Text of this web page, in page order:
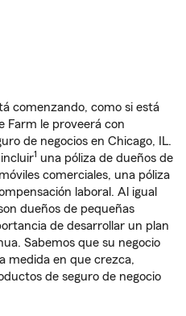
comenzando, como si está
Farm le proveerá con
de negocios en Chicago, IL.
1 una póliza de dueños de
comerciales, una póliza
laboral. Al igual
dueños de pequeñas
de desarrollar un plan
Sabemos que su negocio
medida en que crezca,
de seguro de negocio